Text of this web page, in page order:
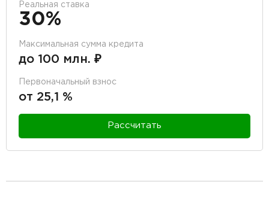
Реальная ставка
30%
Максимальная сумма кредита
до 100 млн. ₽
Первоначальный взнос
от 25,1 %
Рассчитать